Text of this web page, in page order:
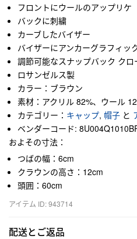
フロントにウールのアップリケ
バックに刺繍
カーブしたバイザー
バイザーにアンカーグラフィッ
調節可能なスナップバック クロ
ロサンゼルス製
カラー：ブラウン
素材：アクリル 82%、ウール
カテゴリー： キャップ, 帽子 と
ベンダーコード:
およその寸法：
つばの幅：6cm
クラウンの高さ：12cm
頭囲：60cm
アイテム ID: 943714
配送とご返品